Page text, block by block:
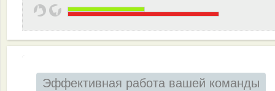
Эффективная работа вашей команды